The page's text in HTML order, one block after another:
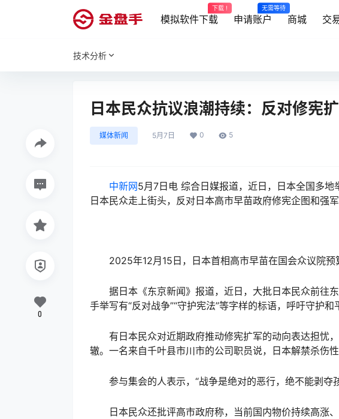
模拟软件下载
下载 !
申请账户
无需等待
商城 交
技术分析
日本民众抗议浪潮持续：反对修宪
媒体新闻 5月7日 0 5
中新网5月7日电 综合日媒报道，近日，日本全国多
日本民众走上街头，反对日本高市早苗政府修宪企图和强
2025年12月15日，日本首相高市早苗在国会众议院预
据日本《东京新闻》报道，近日，大批日本民众前往
手举写有“反对战争”“守护宪法”等字样的标语，呼吁守护和
有日本民众对近期政府推动修宪扩军的动向表达担忧
辙。一名来自千叶县市川市的公司职员说，日本解禁杀伤
参与集会的人表示，“战争是绝对的恶行，绝不能剥夺
日本民众还批评高市政府称，当前国内物价持续高涨、
0